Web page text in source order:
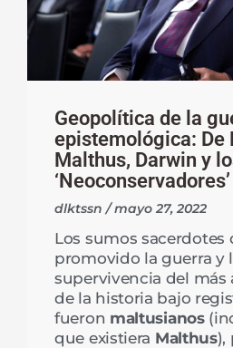
Geopolítica de la
epistemológica: De
Malthus, Darwin y
‘Neoconservadores’
dlktssn mayo 27, 2022
Los sumos sacerdotes
promovido la guerra y
supervivencia del más
de la historia bajo
fueron maltusianos
que existiera Malthus),